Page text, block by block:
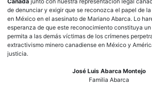
de denunciar y exigir que se reconozca el papel de
en México en el asesinato de Mariano Abarca. Lo
esperanza de que este reconocimiento constituya
permita a las demás víctimas de los crímenes
extractivismo minero canadiense en México y
justicia.
José Luis Abarca Montejo
Familia Abarca